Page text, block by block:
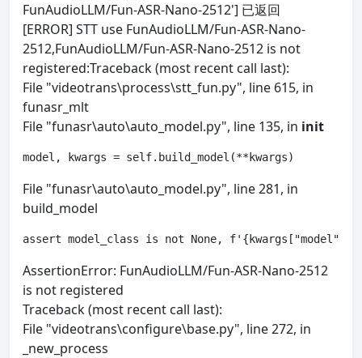
FunAudioLLM/Fun-ASR-Nano-2512'] 已返回
[ERROR] STT use FunAudioLLM/Fun-ASR-Nano-
2512,FunAudioLLM/Fun-ASR-Nano-2512 is not
registered:Traceback (most recent call last):
File "videotrans\process\stt_fun.py", line 615, in
funasr_mlt
File "funasr\auto\auto_model.py", line 135, in init
model, kwargs = self.build_model(**kwargs)
File "funasr\auto\auto_model.py", line 281, in
build_model
assert model_class is not None,
AssertionError: FunAudioLLM/Fun-ASR-Nano-2512
is not registered
Traceback (most recent call last):
File "videotrans\configure\base.py", line 272, in
_new_process